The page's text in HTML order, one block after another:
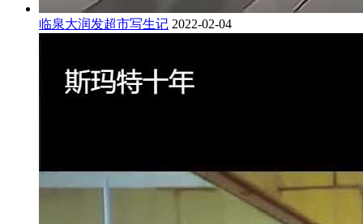
临泉大润发超市写生记 2022-02-04